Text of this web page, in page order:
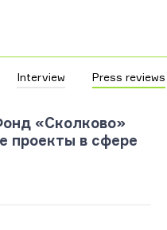
Interview Press reviews
«Сколково»
проекты в сфере